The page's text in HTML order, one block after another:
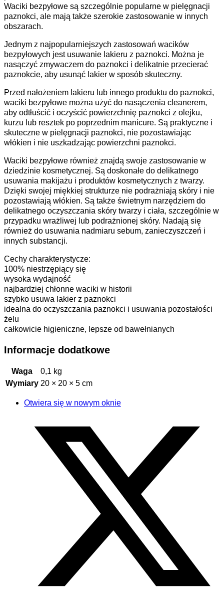
Waciki bezpyłowe są szczególnie popularne w pielęgnacji
paznokci, ale mają także szerokie zastosowanie w innych
obszarach.
Jednym z najpopularniejszych zastosowań wacików
bezpyłowych jest usuwanie lakieru z paznokci. Można je
nasączyć zmywaczem do paznokci i delikatnie przecierać
paznokcie, aby usunąć lakier w sposób skuteczny.
Przed nałożeniem lakieru lub innego produktu do paznokci,
waciki bezpyłowe można użyć do nasączenia cleanerem,
aby odtłuścić i oczyścić powierzchnię paznokci z olejku,
kurzu lub resztek po poprzednim manicure. Są praktyczne i
skuteczne w pielęgnacji paznokci, nie pozostawiając
włókien i nie uszkadzając powierzchni paznokci.
Waciki bezpyłowe również znajdą swoje zastosowanie w
dziedzinie kosmetycznej. Są doskonałe do delikatnego
usuwania makijażu i produktów kosmetycznych z twarzy.
Dzięki swojej miękkiej strukturze nie podrażniają skóry i nie
pozostawiają włókien. Są także świetnym narzędziem do
delikatnego oczyszczania skóry twarzy i ciała, szczególnie w
przypadku wrażliwej lub podrażnionej skóry. Nadają się
również do usuwania nadmiaru sebum, zanieczyszczeń i
innych substancji.
Cechy charakterystycze:
100% niestrzępiący się
wysoka wydajność
najbardziej chłonne waciki w historii
szybko usuwa lakier z paznokci
idealna do oczyszczania paznokci i usuwania pozostałości
żelu
całkowicie higieniczne, lepsze od bawełnianych
Informacje dodatkowe
Waga
0,1 kg
Wymiary 20 × 20 × 5 cm
Otwiera się w nowym oknie